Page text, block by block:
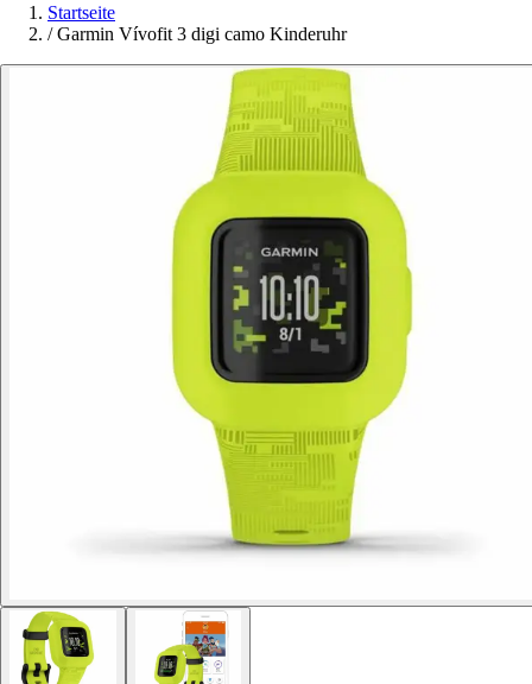
Startseite
/ Garmin Vívofit 3 digi camo Kinderuhr